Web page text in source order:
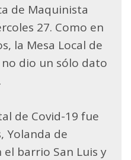
de Maquinista
27. Como en
la Mesa Local de
dio un sólo dato
de Covid-19 fue
Yolanda de
el barrio San Luis y